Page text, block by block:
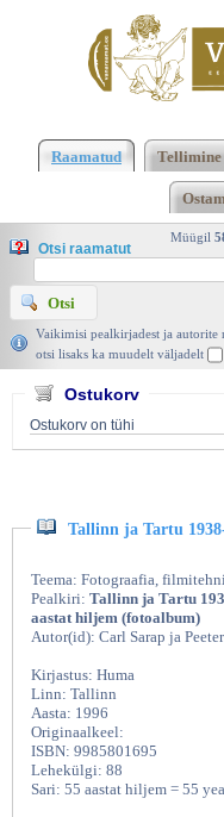
Tartu 1938-1996.
Sarap ja Peeter
Raamatud Tellimine
Müügil
Otsi raamatut
Vaikimisi pealkirjadest ja autorite
otsi lisaks ka muudelt väljadelt
Ostukorv
Ostukorv on tühi
Tallinn ja Tartu
Teema: Fotograafia,
Pealkiri: Tallinn ja Tartu
aastat hiljem (fotoalbum)
Autor(id): Carl Sarap ja
Kirjastus: Huma
Linn: Tallinn
Aasta: 1996
Originaalkeel:
ISBN: 9985801695
Lehekülgi: 88
Sari: 55 aastat hiljem = 55